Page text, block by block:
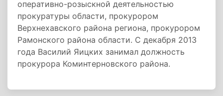
оперативно-розыскной деятельностью
прокуратуры области, прокурором
Верхнехавского района региона, прокурором
Рамонского района области. С декабря 2013
года Василий Яицких занимал должность
прокурора Коминтерновского района.